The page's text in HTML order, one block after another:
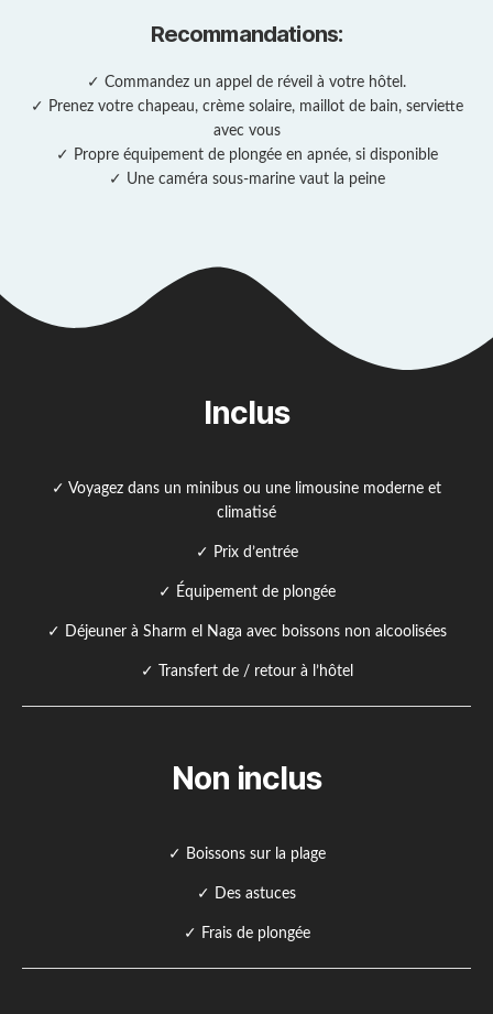
Recommandations:
✓ Commandez un appel de réveil à votre hôtel.
✓ Prenez votre chapeau, crème solaire, maillot de bain, serviette
avec vous
✓ Propre équipement de plongée en apnée, si disponible
✓ Une caméra sous-marine vaut la peine
Inclus
✓ Voyagez dans un minibus ou une limousine moderne et
climatisé
✓ Prix d’entrée
✓ Équipement de plongée
✓ Déjeuner à Sharm el Naga avec boissons non alcoolisées
✓ Transfert de / retour à l’hôtel
Non inclus
✓ Boissons sur la plage
✓ Des astuces
✓ Frais de plongée